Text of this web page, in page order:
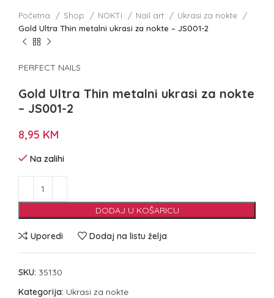
Početna Shop NOKTI Nail art
Ukrasi za nokte
Gold Ultra Thin metalni ukrasi za nokte – JS001-2
PERFECT NAILS
Gold Ultra Thin metalni ukrasi za nokte
– JS001-2
8,95 KM
Na zalihi
DODAJ U KOŠARICU
Uporedi Dodaj na listu želja
SKU: 35130
Kategorija: Ukrasi za nokte